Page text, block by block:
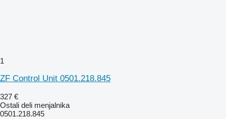
1
ZF Control Unit 0501.218.845
327 €
Ostali deli menjalnika
0501.218.845